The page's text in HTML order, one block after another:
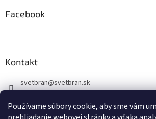
Používame súbory cookie, aby sme vám
Facebook
Kontakt
svetbran@svetbran.sk
https://www.facebook.com/